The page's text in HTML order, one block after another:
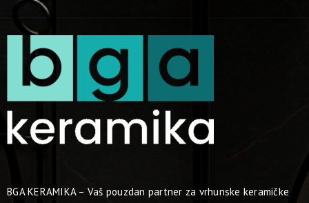
BGA KERAMIKA – Vaš pouzdan partner za vrhunske keramičke